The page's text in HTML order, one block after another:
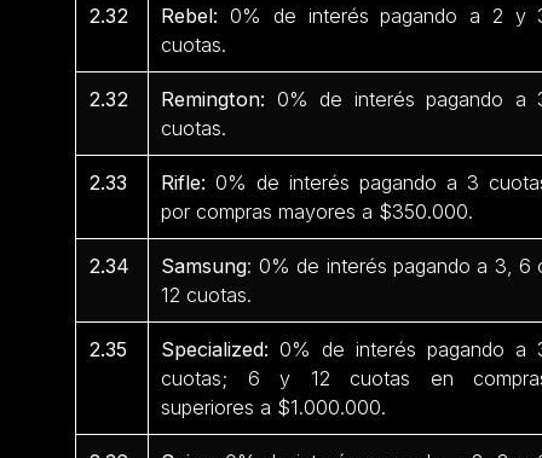
2.32 Rebel: 0% de interés pagando a 2 y
cuotas.
2.32 Remington: 0% de interés pagando a
cuotas.
2.33 Rifle:0% de interés pagando a 3
por compras mayores a $350.000.
2.34 Samsung: 0% de interés pagando a 3, 6
12 cuotas.
2.35 Specialized: 0% de interés pagando a
cuotas; 6 y 12 cuotas en
superiores a $1.000.000.